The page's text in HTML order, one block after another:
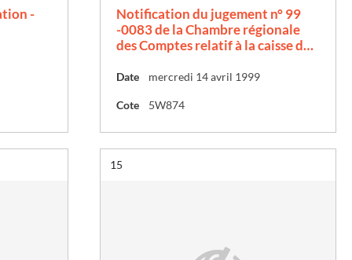
-
Notification du jugement n° 99
-0083 de la Chambre régionale
des Comptes relatif à la caisse d…
Date mercredi 14 avril 1999
Cote 5W874
Résultat n°
15